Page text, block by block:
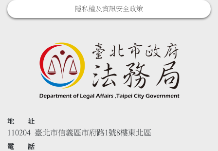
隱私權及資訊安全政策
地 址
110204 臺北市信義區市府路1號8樓東北區
電 話